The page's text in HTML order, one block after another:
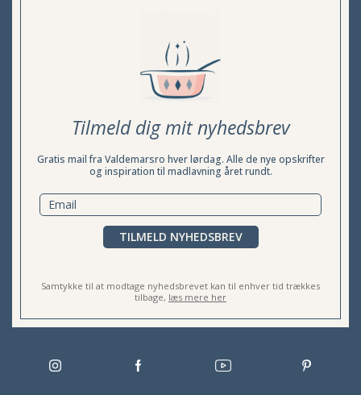
Tilmeld dig mit nyhedsbrev
Gratis mail fra Valdemarsro hver lørdag. Alle de nye opskrifter
og inspiration til madlavning året rundt.
TILMELD NYHEDSBREV
Samtykke til at modtage nyhedsbrevet kan til enhver tid trækkes
tilbage, læs mere her